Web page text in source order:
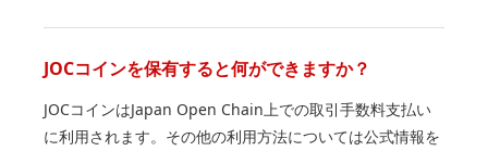
JOCコインを保有すると何ができますか？
JOCコインはJapan Open Chain上での取引手数料支払い
に利用されます。その他の利用方法については公式情報を